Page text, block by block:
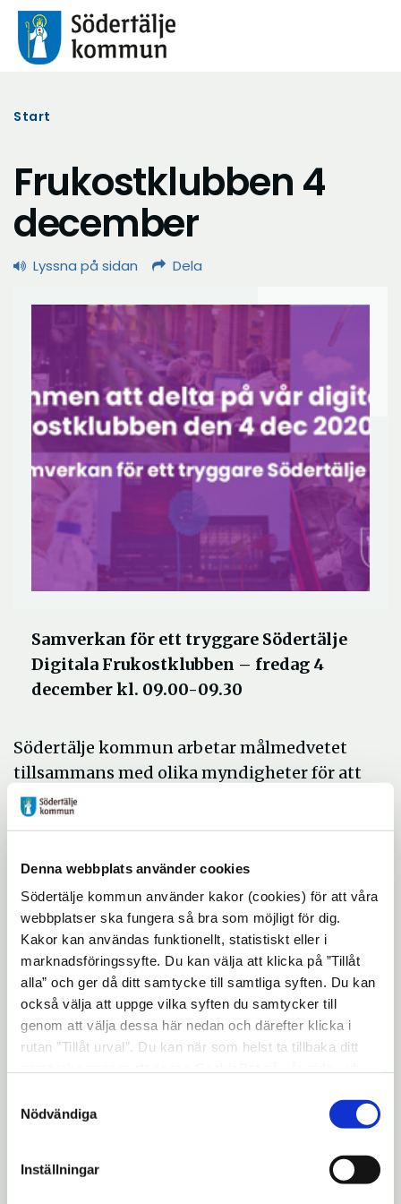
Denna webbplats använder cookies
Södertälje kommun använder kakor (cookies) för att våra
webbplatser ska fungera så bra som möjligt för dig.
Kakor kan användas funktionellt, statistiskt eller i
marknadsföringssyfte. Du kan välja att klicka på ”Tillåt
alla” och ger då ditt samtycke till samtliga syften. Du kan
också välja att uppge vilka syften du samtycker till
genom att välja dessa här nedan och därefter klicka i
rutan ”Tillåt urval”. Du kan när som helst ta tillbaka ditt
"Visa detaljer" kan du läsa om hur kakorna används och
hur vi och våra leverantörer inhämtar och behandlar
Nödvändiga
Inställningar
Start
Frukostklubben 4
december
Lyssna på sidan Dela
Samverkan för ett tryggare Södertälje
Digitala Frukostklubben – fredag 4
december kl. 09.00-09.30
Södertälje kommun arbetar målmedvetet
tillsammans med olika myndigheter för att
förebygga brott och öka tryggheten i
kommunen. Alla aktörer arbetar
rollfördelning och långsiktighet för att
skapa goda förutsättningar för ett tryggare
samhälle och minskad brottslighet.
Lyssna till Magnus Köhler, Operativ
koordinator för Södertälje lokalpoliskontor,
och Anna Flink, Säkerhetschef Södertälje
Kommunkoncern, som pratar om hot,
gemensam bild av trygghetsfrågor för
samverkan mellan polis och kommun
Klicka här för att komma till